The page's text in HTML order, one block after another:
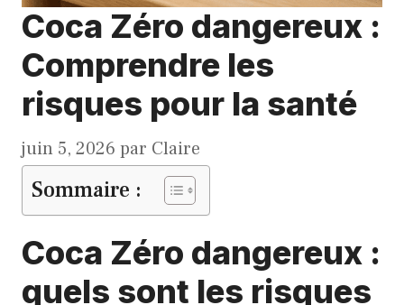
Coca Zéro dangereux :
Comprendre les
risques pour la santé
juin 5, 2026 par Claire
Sommaire :
Coca Zéro dangereux :
quels sont les risques